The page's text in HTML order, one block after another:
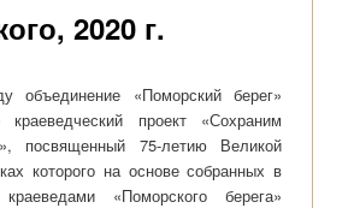
2020 г.
объединение «Поморский берег»
краеведческий проект «Сохраним
посвященный 75-летию Великой
которого на основе собранных в
«Поморского берега»